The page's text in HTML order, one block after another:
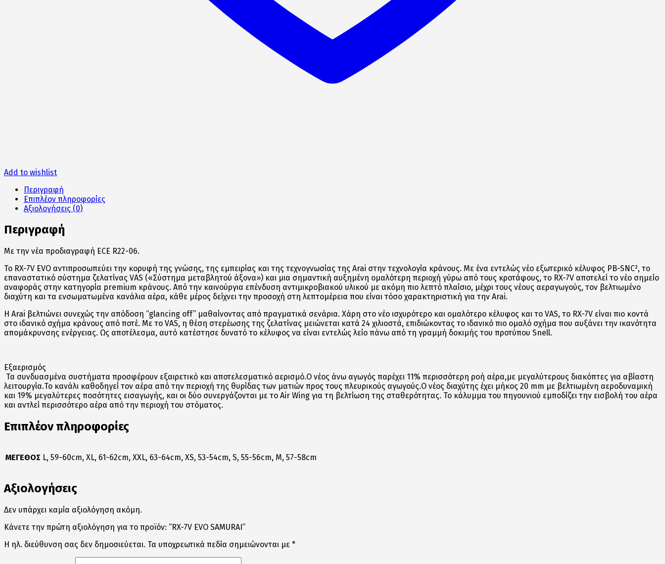
Add to wishlist
Περιγραφή
Επιπλέον πληροφορίες
Αξιολογήσεις (0)
Περιγραφή
Με την νέα προδιαγραφή ECE R22-06.
Το RX-7V EVO αντιπροσωπεύει την κορυφή της γνώσης, της εμπειρίας και της τεχνογνωσίας της Arai στην τεχνολογία κράνους. Με ένα εντελώς νέο εξωτερικό κέλυφος PB-SNC², το
επαναστατικό σύστημα ζελατίνας VAS («Σύστημα μεταβλητού άξονα») και μια σημαντική αυξημένη ομαλότερη περιοχή γύρω από τους κροτάφους, το RX-7V αποτελεί το νέο σημείο
αναφοράς στην κατηγορία premium κράνους. Από την καινούργια επένδυση αντιμικροβιακού υλικού με ακόμη πιο λεπτό πλαίσιο, μέχρι τους νέους αεραγωγούς, τον βελτιωμένο
διαχύτη και τα ενσωματωμένα κανάλια αέρα, κάθε μέρος δείχνει την προσοχή στη λεπτομέρεια που είναι τόσο χαρακτηριστική για την Arai.
Η Arai βελτιώνει συνεχώς την απόδοση “glancing off” μαθαίνοντας από πραγματικά σενάρια. Χάρη στο νέο ισχυρότερο και ομαλότερο κέλυφος και το VAS, το RX-7V είναι πιο κοντά
στο ιδανικό σχήμα κράνους από ποτέ. Με το VAS, η θέση στερέωσης της ζελατίνας μειώνεται κατά 24 χιλιοστά, επιδιώκοντας το ιδανικό πιο ομαλό σχήμα που αυξάνει την ικανότητα
απομάκρυνσης ενέργειας. Ως αποτέλεσμα, αυτό κατέστησε δυνατό το κέλυφος να είναι εντελώς λείο πάνω από τη γραμμή δοκιμής του προτύπου Snell.
Εξαερισμός
Τα συνδυασμένα συστήματα προσφέρουν εξαιρετικό και αποτελεσματικό αερισμό.Ο νέος άνω αγωγός παρέχει 11% περισσότερη ροή αέρα,με μεγαλύτερους διακόπτες για αβίαστη
λειτουργία.Το κανάλι καθοδηγεί τον αέρα από την περιοχή της θυρίδας των ματιών προς τους πλευρικούς αγωγούς.Ο νέος διαχύτης έχει μήκος 20 mm με βελτιωμένη αεροδυναμική
και 19% μεγαλύτερες ποσότητες εισαγωγής, και οι δύο συνεργάζονται με το Air Wing για τη βελτίωση της σταθερότητας. Το κάλυμμα του πηγουνιού εμποδίζει την εισβολή του αέρα
και αντλεί περισσότερο αέρα από την περιοχή του στόματος.
Επιπλέον πληροφορίες
ΜΕΓΕΘΟΣ L, 59-60cm, XL, 61-62cm, XXL, 63-64cm, XS, 53-54cm, S, 55-56cm, M, 57-58cm
Αξιολογήσεις
Δεν υπάρχει καμία αξιολόγηση ακόμη.
Κάνετε την πρώτη αξιολόγηση για το προϊόν: “RX-7V EVO SAMURAI”
Η ηλ. διεύθυνση σας δεν δημοσιεύεται. Τα υποχρεωτικά πεδία σημειώνονται με *